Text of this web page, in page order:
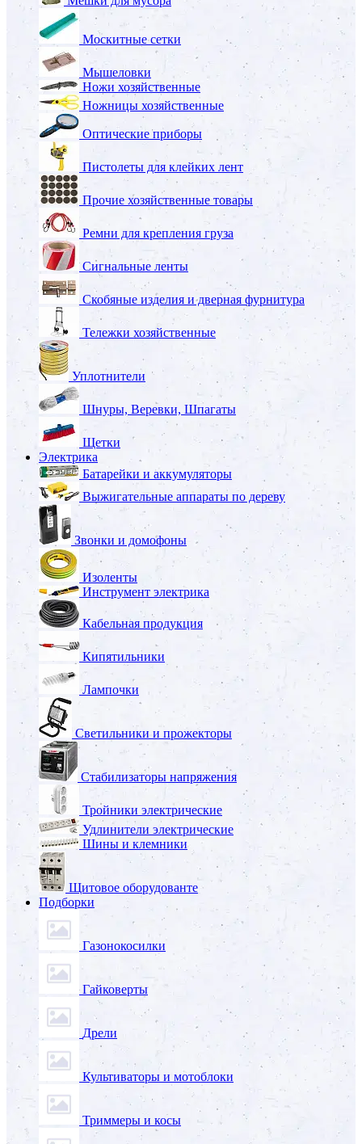
Москитные сетки
Мышеловки
Ножи хозяйственные
Ножницы хозяйственные
Оптические приборы
Пистолеты для клейких лент
Прочие хозяйственные товары
Ремни для крепления груза
Сигнальные ленты
Скобяные изделия и дверная фурнитура
Тележки хозяйственные
Уплотнители
Шнуры, Веревки, Шпагаты
Щетки
Электрика
Батарейки и аккумуляторы
Выжигательные аппараты по дереву
Звонки и домофоны
Изоленты
Инструмент электрика
Кабельная продукция
Кипятильники
Лампочки
Светильники и прожекторы
Стабилизаторы напряжения
Тройники электрические
Удлинители электрические
Шины и клемники
Щитовое оборудованте
Подборки
Газонокосилки
Гайковерты
Дрели
Культиваторы и мотоблоки
Триммеры и косы